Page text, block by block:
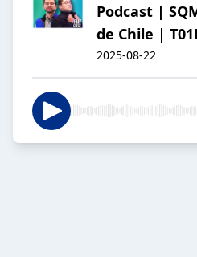
Podcast |
de Chile |
2025-08-22